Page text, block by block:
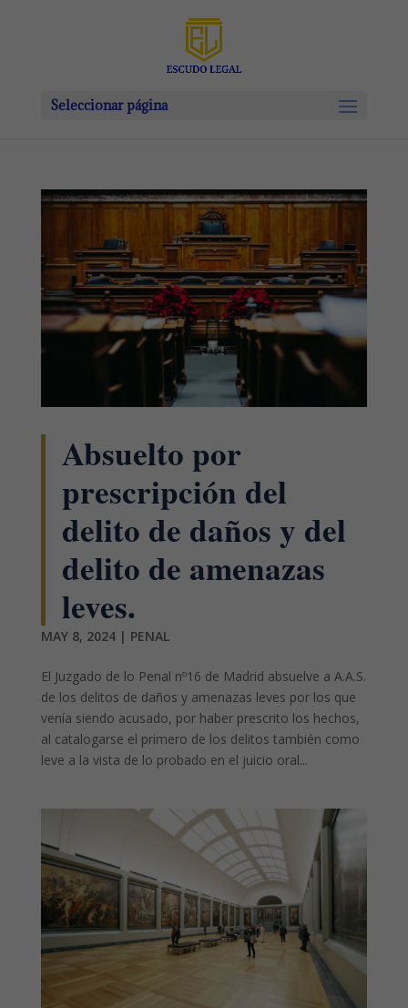
Seleccionar página
Absuelto por
prescripción del
delito de daños y del
delito de amenazas
leves.
MAY 8, 2024| PENAL
El Juzgado de lo Penal nº16 de Madrid absuelve a A.A.S.
de los delitos de daños y amenazas leves por los que
venía siendo acusado, por haber prescrito los hechos,
al catalogarse el primero de los delitos también como
leve a la vista de lo probado en el juicio oral...